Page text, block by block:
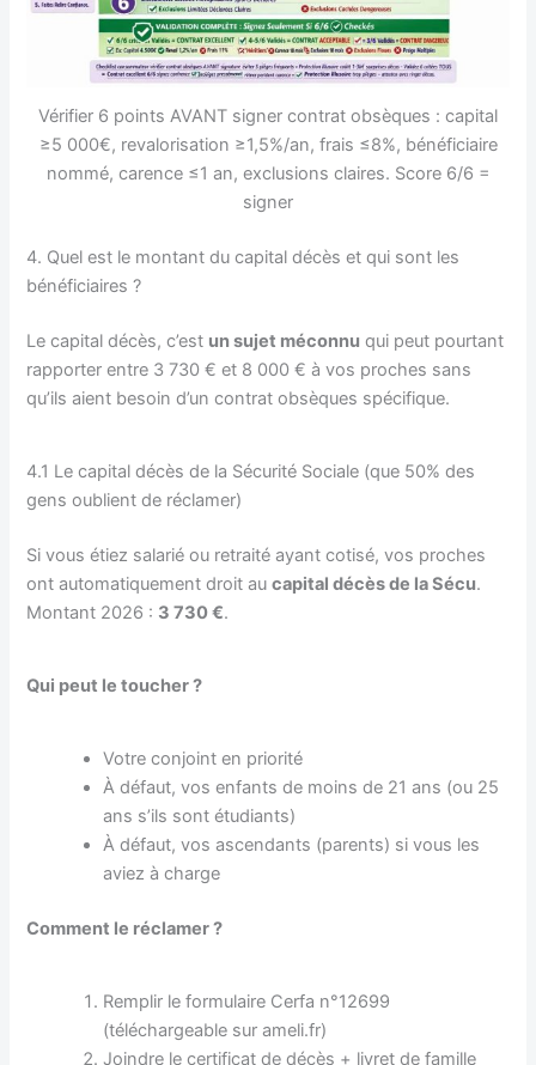
Vérifier 6 points AVANT signer contrat obsèques : capital
≥5 000€, revalorisation ≥1,5%/an, frais ≤8%, bénéficiaire
nommé, carence ≤1 an, exclusions claires. Score 6/6 =
signer
4. Quel est le montant du capital décès et qui sont les
bénéficiaires ?
Le capital décès, c’est un sujet méconnu qui peut pourtant
rapporter entre 3 730 € et 8 000 € à vos proches sans
qu’ils aient besoin d’un contrat obsèques spécifique.
4.1 Le capital décès de la Sécurité Sociale (que 50% des
gens oublient de réclamer)
Si vous étiez salarié ou retraité ayant cotisé, vos proches
ont automatiquement droit aucapital décès de la Sécu.
Montant 2026 : 3 730 €.
Qui peut le toucher ?
Votre conjoint en priorité
À défaut, vos enfants de moins de 21 ans (ou 25
ans s’ils sont étudiants)
À défaut, vos ascendants (parents) si vous les
aviez à charge
Comment le réclamer ?
Remplir le formulaire Cerfa n°12699
(téléchargeable sur ameli.fr)
Joindre le certificat de décès + livret de famille